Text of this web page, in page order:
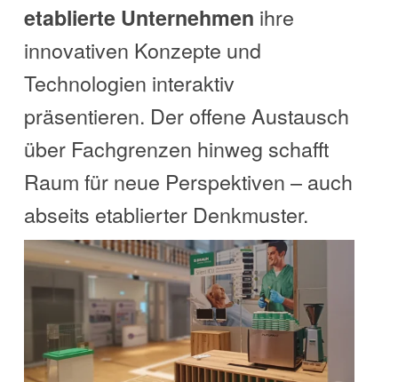
etablierte Unternehmen ihre
innovativen Konzepte und
Technologien interaktiv
präsentieren. Der offene Austausch
über Fachgrenzen hinweg schafft
Raum für neue Perspektiven – auch
abseits etablierter Denkmuster.